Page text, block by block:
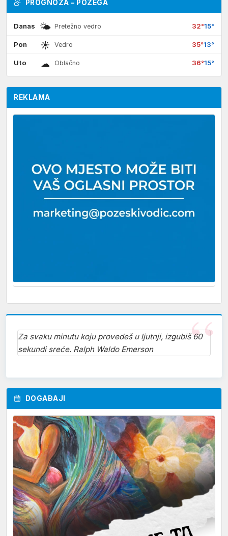
PROGNOZA – POŽEGA
Danas 🌤 Pretežno vedro 32°15°
Pon ☀ Vedro 35°13°
Uto ☁ Oblačno 36°15°
REKLAMA
Za svaku minutu koju provedeš u ljutnji, izgubiš 60
sekundi sreće. Ralph Waldo Emerson
DOGAĐAJI